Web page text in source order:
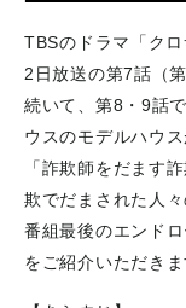
TBSのドラマ「ク
2日放送の第7話（
続いて、第8・9話
ウスのモデルハウ
「詐欺師をだます
欺でだまされた人
番組最後のエンド
をご紹介いただきま